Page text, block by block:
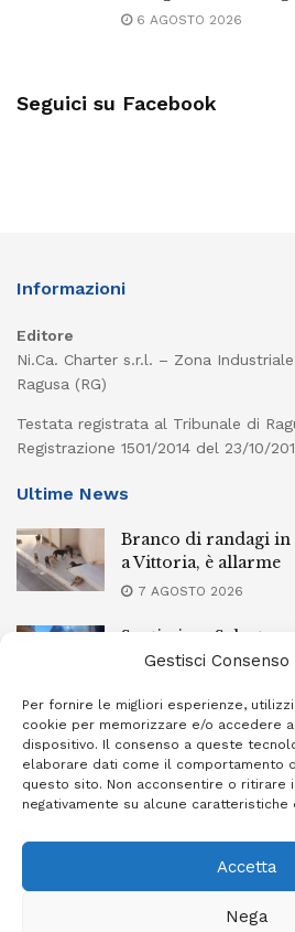
Gestisci Consenso
Per fornire le migliori esperienze,
cookie per memorizzare e/o accedere
dispositivo. Il consenso a queste
elaborare dati come il comportamento
questo sito. Non acconsentire o ritirare
negativamente su alcune caratteristiche
Accetta
Nega
6 AGOSTO 2026
Seguici su Facebook
Informazioni
Editore
Ni.Ca. Charter s.r.l. – Zona
Ragusa (RG)
Testata registrata al Tribunale di
Registrazione 1501/2014 del 23/10/
Ultime News
Branco di randagi in
a Vittoria, è allarme
7 AGOSTO 2026
Santissimo
sera la processione
L’Ebt Ragusa
conciliazione
7 AGOSTO 2026